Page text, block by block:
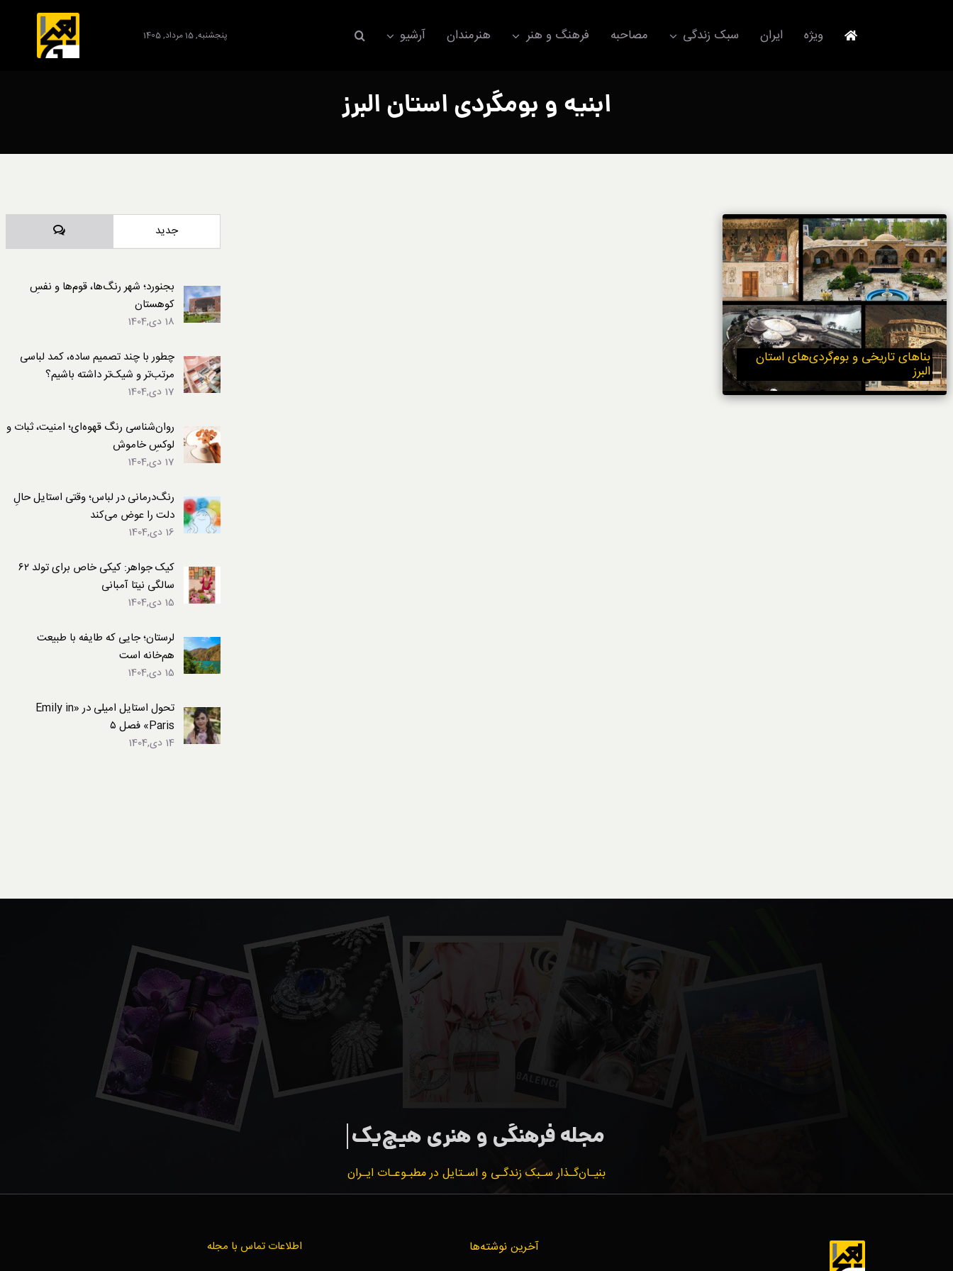
ویژه ایران سبک زندگی
استایل
آداب معاشرت
ورزش/ سلامت/ زیبایی
تکنولوژی
خودرو
خوردنی‌ها
مصاحبه فرهنگ و هنر هنرمندان آرشیو پنجشنبه, 15 مرداد, 1405
ابنیه و بومگردی استان البرز
بناهای تاریخی و بوم‌گردی‌های استان
البرز
جدید دیدگاه‌ها
بجنورد؛ شهر رنگ‌ها، قوم‌ها و نفسِ
کوهستان
18 دی,1404
چطور با چند تصمیم ساده، کمد لباسی
مرتب‌تر و شیک‌تر داشته باشیم؟
17 دی,1404
روان‌شناسی رنگ قهوه‌ای؛ امنیت، ثبات و
لوکسِ خاموش
17 دی,1404
رنگ‌درمانی در لباس؛ وقتی استایل حالِ
دلت را عوض می‌کند
16 دی,1404
کیک جواهر: کیکی خاص برای تولد ۶۲
سالگی نیتا آمبانی
15 دی,1404
لرستان؛ جایی که طایفه با طبیعت
هم‌خانه است
15 دی,1404
تحول استایل امیلی در «Emily in
Paris» فصل ۵
14 دی,1404
بنیـان‌گـذار سـبک زندگـی و اسـتایل در مطبـوعـات ایـران
آخرین نوشته‌ها اطلاعات تماس با مجله